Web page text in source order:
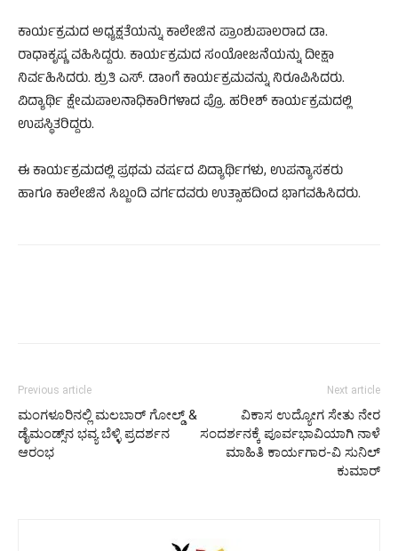
ಕಾರ್ಯಕ್ರಮದ ಅಧ್ಯಕ್ಷತೆಯನ್ನು ಕಾಲೇಜಿನ ಪ್ರಾಂಶುಪಾಲರಾದ ಡಾ.
ರಾಧಾಕೃಷ್ಣ ವಹಿಸಿದ್ದರು. ಕಾರ್ಯಕ್ರಮದ ಸಂಯೋಜನೆಯನ್ನು ದೀಕ್ಷಾ
ನಿರ್ವಹಿಸಿದರು. ಶ್ರುತಿ ಎಸ್. ಡಾಂಗೆ ಕಾರ್ಯಕ್ರಮವನ್ನು ನಿರೂಪಿಸಿದರು.
ವಿದ್ಯಾರ್ಥಿ ಕ್ಷೇಮಪಾಲನಾಧಿಕಾರಿಗಳಾದ ಪ್ರೊ. ಹರೀಶ್ ಕಾರ್ಯಕ್ರಮದಲ್ಲಿ
ಉಪಸ್ಥಿತರಿದ್ದರು.
ಈ ಕಾರ್ಯಕ್ರಮದಲ್ಲಿ ಪ್ರಥಮ ವರ್ಷದ ವಿದ್ಯಾರ್ಥಿಗಳು, ಉಪನ್ಯಾಸಕರು
ಹಾಗೂ ಕಾಲೇಜಿನ ಸಿಬ್ಬಂದಿ ವರ್ಗದವರು ಉತ್ಸಾಹದಿಂದ ಭಾಗವಹಿಸಿದರು.
Previous article
ಮಂಗಳೂರಿನಲ್ಲಿ ಮಲಬಾರ್ ಗೋಲ್ಡ್ &
ಡೈಮಂಡ್ಸ್‌ನ ಭವ್ಯ ಬೆಳ್ಳಿ ಪ್ರದರ್ಶನ
ಆರಂಭ
Next article
ವಿಕಾಸ ಉದ್ಯೋಗ ಸೇತು ನೇರ
ಸಂದರ್ಶನಕ್ಕೆ ಪೂರ್ವಭಾವಿಯಾಗಿ ನಾಳೆ
ಮಾಹಿತಿ ಕಾರ್ಯಗಾರ-ವಿ ಸುನಿಲ್‌
ಕುಮಾರ್